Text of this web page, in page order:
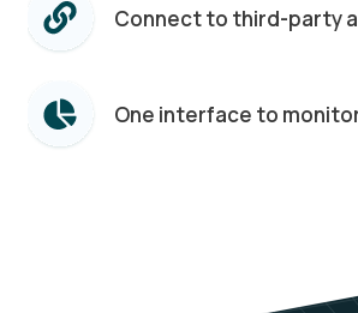
Connect to third-party
One interface to